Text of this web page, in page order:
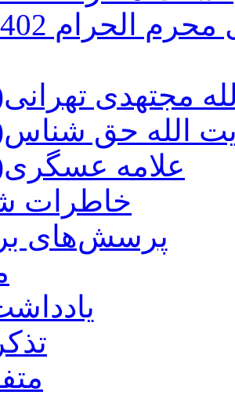
الحرام 1402
مجتهدی
الله حق
علامه
خاطرات
پرسش‌های